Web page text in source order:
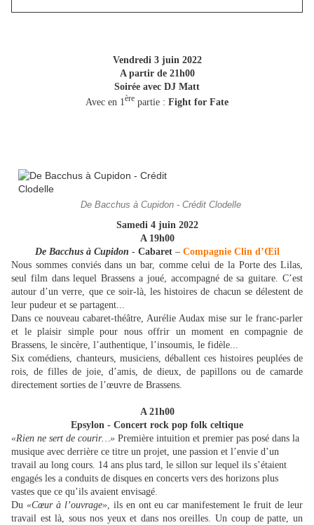
Vendredi 3 juin 2022
A partir de 21h00
Soirée avec DJ Matt
Avec en 1 ère partie : Fight for Fate
De Bacchus à Cupidon - Crédit Clodelle
Samedi 4 juin 2022
A 19h00
De Bacchus à Cupidon - Cabaret – Compagnie Clin d’Œil
Nous sommes conviés dans un bar, comme celui de la Porte des Lilas,
seul film dans lequel Brassens a joué, accompagné de sa guitare. C’est
autour d’un verre, que ce soir-là, les histoires de chacun se délestent de
leur pudeur et se partagent...
Dans ce nouveau cabaret-théâtre, Aurélie Audax mise sur le franc-parler
et le plaisir simple pour nous offrir un moment en compagnie de
Brassens, le sincère, l’authentique, l’insoumis, le fidèle...
Six comédiens, chanteurs, musiciens, déballent ces histoires peuplées de
rois, de filles de joie, d’amis, de dieux, de papillons ou de camarde
directement sorties de l’œuvre de Brassens.
A 21h00
Epsylon - Concert rock pop folk celtique
«Rien ne sert de courir…» Première intuition et premier pas posé dans la
musique avec derrière ce titre un projet, une passion et l’envie d’un
travail au long cours. 14 ans plus tard, le sillon sur lequel ils s’étaient
engagés les a conduits de disques en concerts vers des horizons plus
vastes que ce qu’ils avaient envisagé.
Du «Cœur à l’ouvrage», ils en ont eu car manifestement le fruit de leur
travail est là, sous nos yeux et dans nos oreilles. Un coup de patte, un